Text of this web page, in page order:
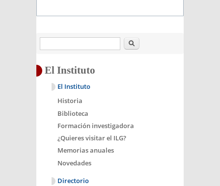
Buscar
El Instituto
El Instituto
Historia
Biblioteca
Formación investigadora
¿Quieres visitar el ILG?
Memorias anuales
Novedades
Directorio